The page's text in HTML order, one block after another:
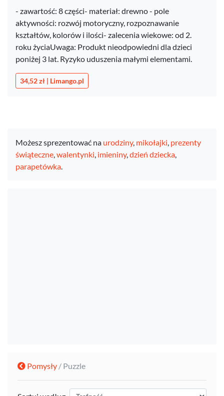
- zawartość: 8 części- materiał: drewno - pole
aktywności: rozwój motoryczny, rozpoznawanie
kształtów, kolorów i ilości- zalecenia wiekowe: od 2.
roku życiaUwaga: Produkt nieodpowiedni dla dzieci
poniżej 3 lat. Ryzyko uduszenia małymi elementami.
34,52 zł | Limango.pl
Możesz sprezentować na urodziny, mikołajki, prezenty
świąteczne,walentynki, imieniny,dzień dziecka,
parapetówka.
Pomysły / Puzzle